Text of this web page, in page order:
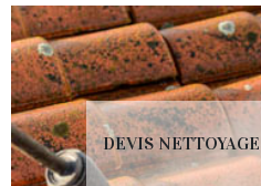
DEVIS